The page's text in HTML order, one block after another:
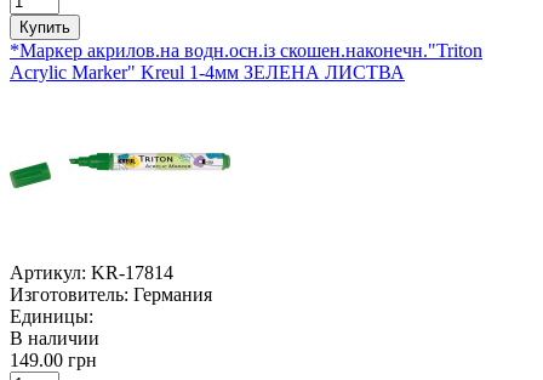
Купить
*Маркер акрилов.на водн.осн.із скошен.наконечн."Triton
Acrylic Marker" Kreul 1-4мм ЗЕЛЕНА ЛИСТВА
Артикул: KR-17814
Изготовитель: Германия
Единицы:
В наличии
149.00 грн